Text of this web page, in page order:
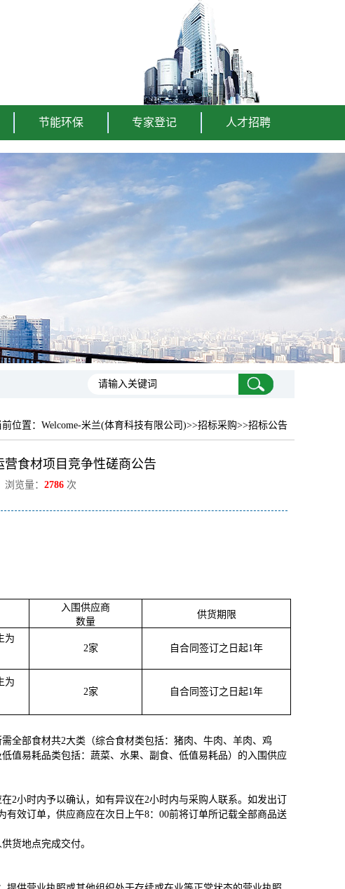
节能环保 专家登记 人才招聘
位置： Welcome-米兰(体育科技有限公司)>>招标采购>>招标公告
食材项目竞争性磋商公告
览量： 2786 次
入围供应商
数量
供货期限
为
2家 自合同签订之日起1年
为
2家 自合同签订之日起1年
全部食材共2大类（综合食材类包括：猪肉、牛肉、羊肉、鸡
值易耗品类包括：蔬菜、水果、副食、低值易耗品）的入围供应
2小时内予以确认，如有异议在2小时内与采购人联系。如发出订
效订单，供应商应在次日上午8：00前将订单所记载全部商品送
货地点完成交付。